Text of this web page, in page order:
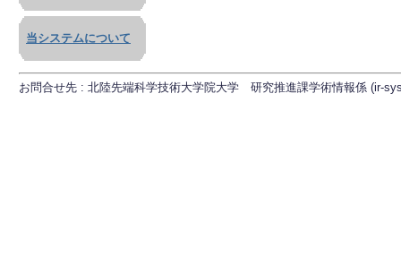
当システムについて
お問合せ先 : 北陸先端科学技術大学院大学 研究推進課学術情報係 (ir-